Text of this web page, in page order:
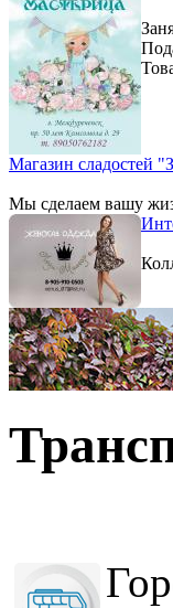
Магазин сладостей
Мы сделаем вашу